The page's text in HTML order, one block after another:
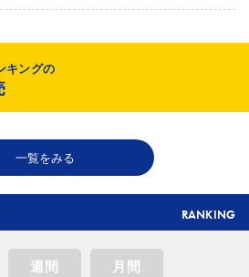
開発、締め付け感のない着心地へ
キングの
一覧をみる
RANKING
週間 月間